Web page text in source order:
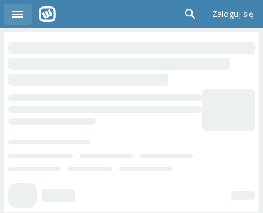
Zaloguj się